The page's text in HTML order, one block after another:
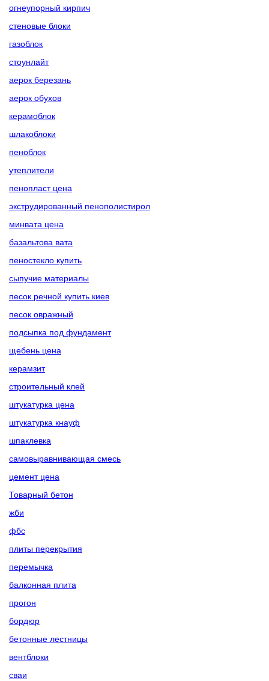
огнеупорный кирпич
стеновые блоки
газоблок
стоунлайт
аерок березань
аерок обухов
керамоблок
шлакоблоки
пеноблок
утеплители
пенопласт цена
экструдированный пенополистирол
минвата цена
базальтова вата
пеностекло купить
сыпучие материалы
песок речной купить киев
песок овражный
подсыпка под фундамент
щебень цена
керамзит
строительный клей
штукатурка цена
штукатурка кнауф
шпаклевка
самовыравнивающая смесь
цемент цена
Товарный бетон
жби
фбс
плиты перекрытия
перемычка
балконная плита
прогон
бордюр
бетонные лестницы
вентблоки
сваи